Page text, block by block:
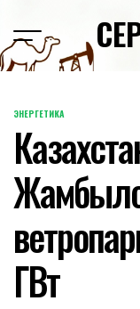
content
POSTED
IN
ЭНЕРГЕТИКА
ГВт